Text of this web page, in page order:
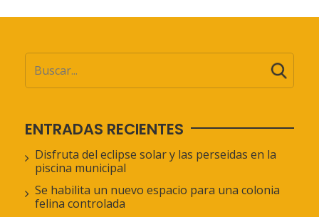
ENTRADAS RECIENTES
Disfruta del eclipse solar y las perseidas en la
piscina municipal
Se habilita un nuevo espacio para una colonia
felina controlada